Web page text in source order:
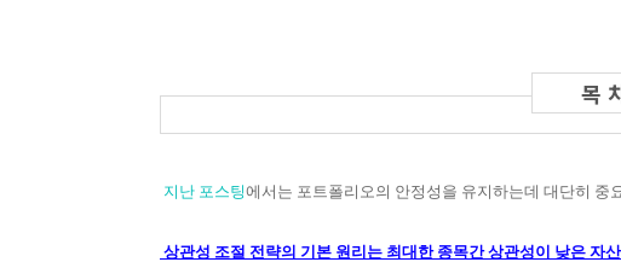
지난 포스팅에서는 포트폴리오의 안정성을 유지하는데 대단히 중
상관성 조절 전략의 기본 원리는 최대한 종목간 상관성이 낮은 자